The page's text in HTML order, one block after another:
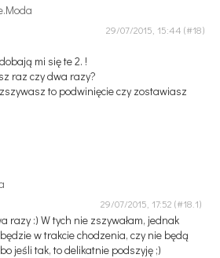
29/07/2015, 15:44
mi się te 2. !
raz czy dwa razy?
to podwinięcie czy zostawiasz
29/07/2015, 17:52
razy :) W tych nie zszywałam, jednak
w trakcie chodzenia, czy nie będą
jeśli tak, to delikatnie podszyję ;)